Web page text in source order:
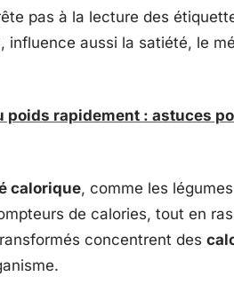
pas à la lecture des
, influence aussi la satiété, le
poids rapidement : astuces
calorique, comme les
de calories, tout en
concentrent des